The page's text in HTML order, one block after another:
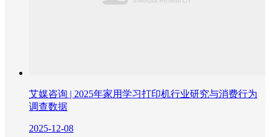
艾媒咨询 | 2025年家用学习打印机行业研究与消费行为
调查数据
2025-12-08